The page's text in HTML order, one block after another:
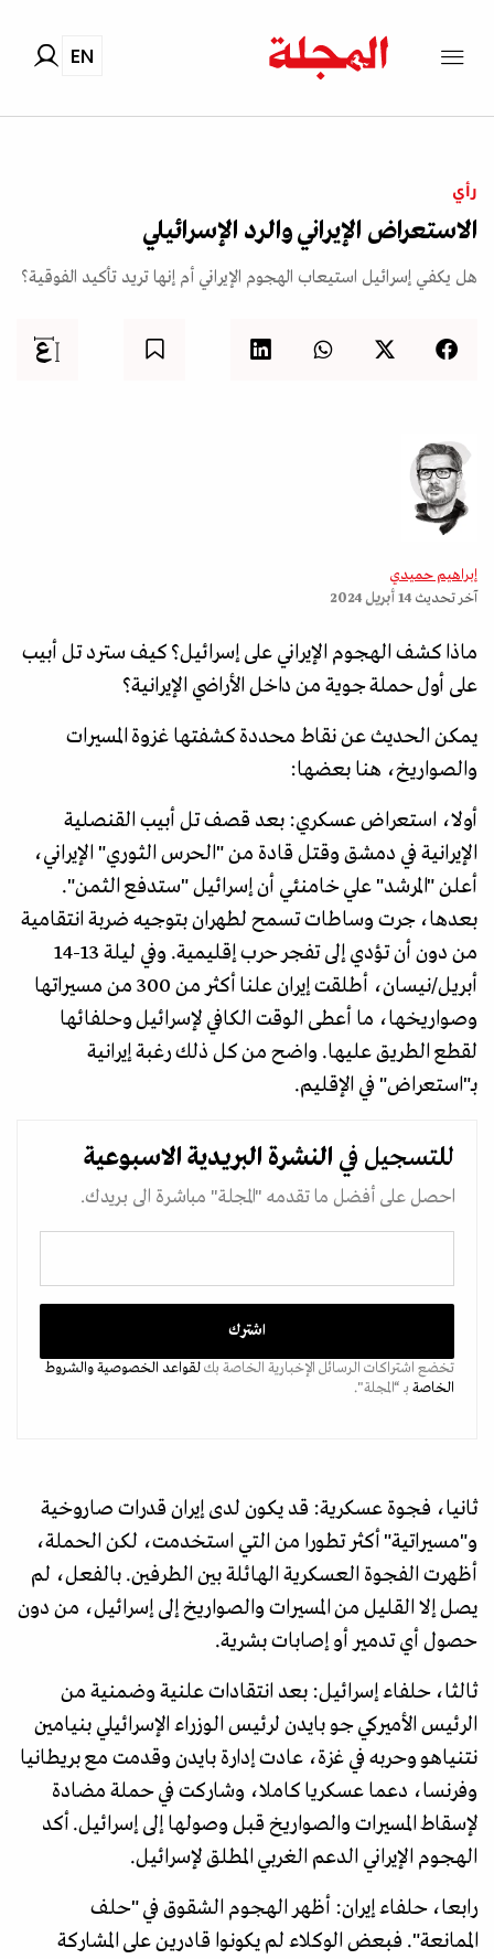
EN
رأي
الاستعراض الإيراني والرد الإسرائيلي
هل يكفي إسرائيل استيعاب الهجوم الإيراني أم إنها تريد تأكيد الفوقية؟
إبراهيم حميدي
آخر تحديث 14 أبريل 2024
ماذا كشف الهجوم الإيراني على إسرائيل؟ كيف سترد تل أبيب
على أول حملة جوية من داخل الأراضي الإيرانية؟
يمكن الحديث عن نقاط محددة كشفتها غزوة المسيرات
والصواريخ، هنا بعضها:
أولا، استعراض عسكري: بعد قصف تل أبيب القنصلية
الإيرانية في دمشق وقتل قادة من "الحرس الثوري" الإيراني،
أعلن "المرشد" علي خامنئي أن إسرائيل "ستدفع الثمن".
بعدها، جرت وساطات تسمح لطهران بتوجيه ضربة انتقامية
من دون أن تؤدي إلى تفجر حرب إقليمية. وفي ليلة 13-14
أبريل/نيسان، أطلقت إيران علنا أكثر من 300 من مسيراتها
وصواريخها، ما أعطى الوقت الكافي لإسرائيل وحلفائها
لقطع الطريق عليها. واضح من كل ذلك رغبة إيرانية
بـ"استعراض" في الإقليم.
للتسجيل في النشرة البريدية الاسبوعية
احصل على أفضل ما تقدمه "المجلة" مباشرة الى بريدك.
تخضع اشتراكات الرسائل الإخبارية الخاصة بكلقواعد الخصوصيةوالشروط
الخاصة بـ “المجلة".
ثانيا، فجوة عسكرية: قد يكون لدى إيران قدرات صاروخية
و"مسيراتية" أكثر تطورا من التي استخدمت، لكن الحملة،
أظهرت الفجوة العسكرية الهائلة بين الطرفين. بالفعل، لم
يصل إلا القليل من المسيرات والصواريخ إلى إسرائيل، من دون
حصول أي تدمير أو إصابات بشرية.
ثالثا، حلفاء إسرائيل: بعد انتقادات علنية وضمنية من
الرئيس الأميركي جو بايدن لرئيس الوزراء الإسرائيلي بنيامين
نتنياهو وحربه في غزة، عادت إدارة بايدن وقدمت مع بريطانيا
وفرنسا، دعما عسكريا كاملا، وشاركت في حملة مضادة
لإسقاط المسيرات والصواريخ قبل وصولها إلى إسرائيل. أكد
الهجوم الإيراني الدعم الغربي المطلق لإسرائيل.
رابعا، حلفاء إيران: أظهر الهجوم الشقوق في "حلف
الممانعة". فبعض الوكلاء لم يكونوا قادرين على المشاركة